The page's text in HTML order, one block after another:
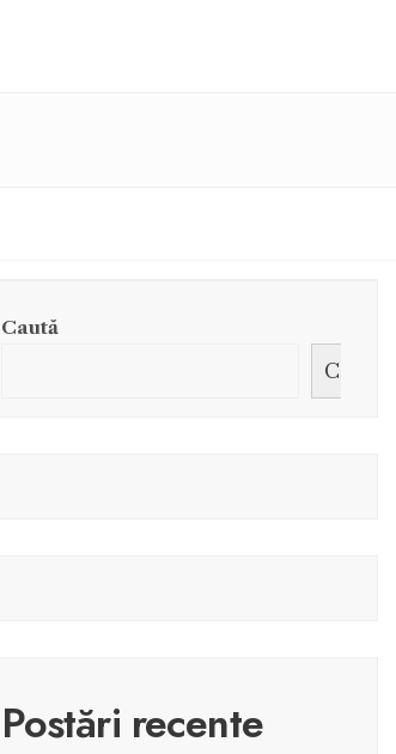
Caută
Caută
Postări recente